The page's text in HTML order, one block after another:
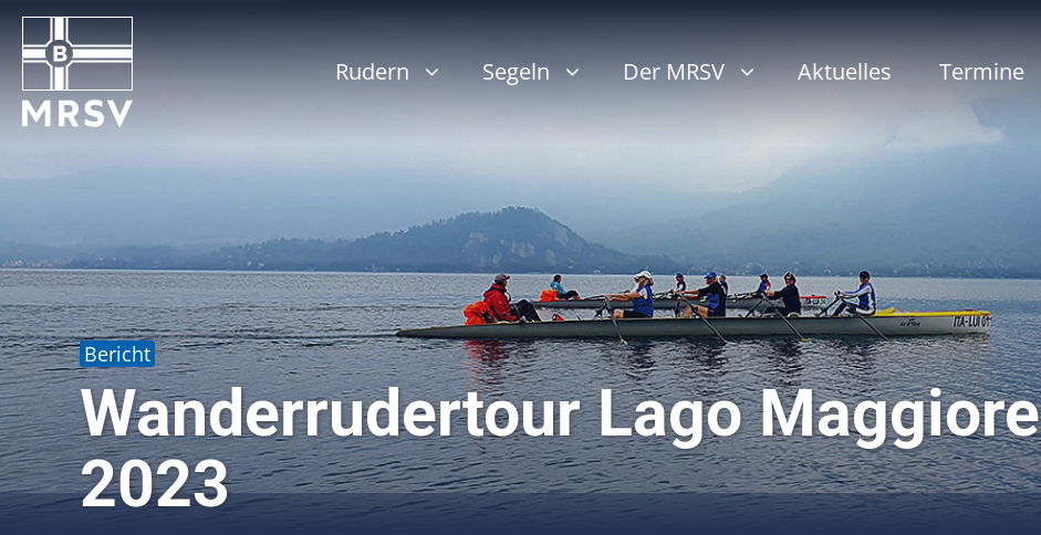
Zum
Inhalt
springen
Rudern Segeln Der MRSV Aktuelles Termine
Bericht
Wanderrudertour Lago Maggiore
2023